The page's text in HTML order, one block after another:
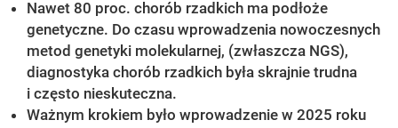
Nawet 80 proc. chorób rzadkich ma podłoże
genetyczne. Do czasu wprowadzenia nowoczesnych
metod genetyki molekularnej, (zwłaszcza NGS),
diagnostyka chorób rzadkich była skrajnie trudna
i często nieskuteczna.
Ważnym krokiem było wprowadzenie w 2025 roku